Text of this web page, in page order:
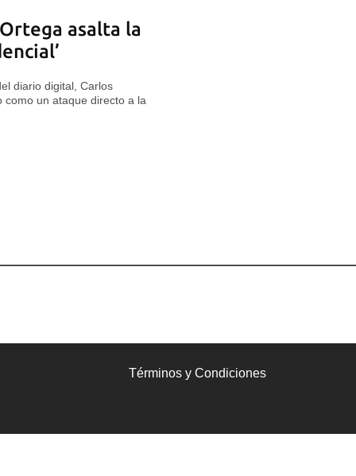
asalta la
diario digital, Carlos
un ataque directo a la
Términos y Condiciones